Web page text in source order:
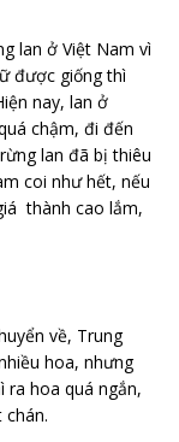
lan ở Việt Nam vì
được giống thì
nay, lan ở
chậm, đi đến
lan đã bị thiêu
coi như hết, nếu
thành cao lắm,
về, Trung
hoa, nhưng
hoa quá ngắn,